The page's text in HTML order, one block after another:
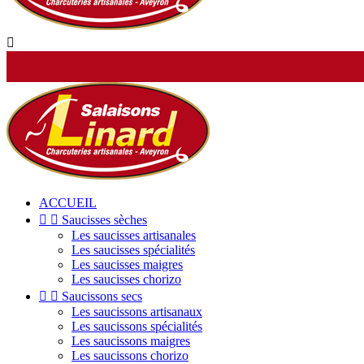

ACCUEIL
  Saucisses sèches
Les saucisses artisanales
Les saucisses spécialités
Les saucisses maigres
Les saucisses chorizo
  Saucissons secs
Les saucissons artisanaux
Les saucissons spécialités
Les saucissons maigres
Les saucissons chorizo